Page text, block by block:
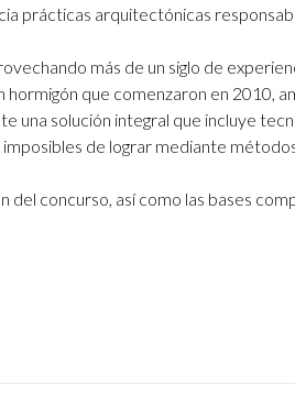
prácticas arquitectónicas
más de un siglo de
hormigón que comenzaron en 2010,
una solución integral que incluye
de lograr mediante
del concurso, así como las bases